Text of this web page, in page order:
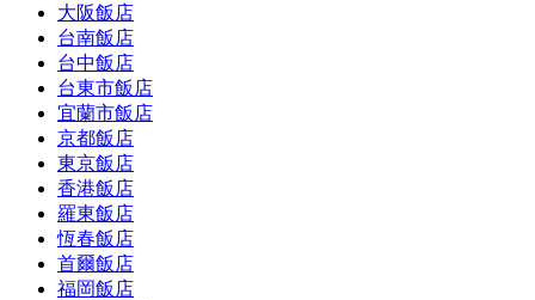
大阪飯店
台南飯店
台中飯店
台東市飯店
宜蘭市飯店
京都飯店
東京飯店
香港飯店
羅東飯店
恆春飯店
首爾飯店
福岡飯店